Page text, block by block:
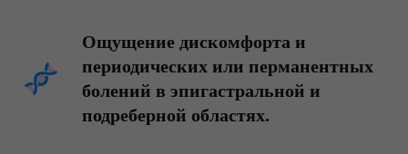
Ощущение дискомфорта и
периодических или перманентных
болений в эпигастральной и
подреберной областях.